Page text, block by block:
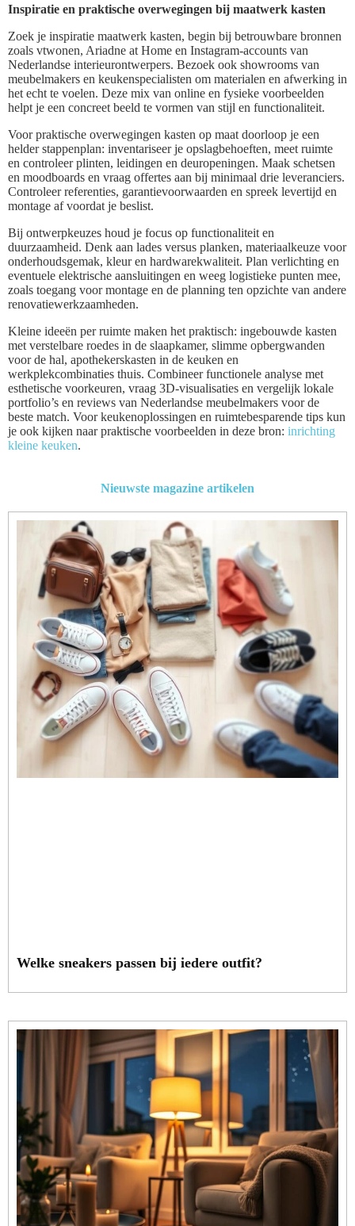
Inspiratie en praktische overwegingen bij maatwerk kasten
Zoek je inspiratie maatwerk kasten, begin bij betrouwbare bronnen
zoals vtwonen, Ariadne at Home en Instagram-accounts van
Nederlandse interieurontwerpers. Bezoek ook showrooms van
meubelmakers en keukenspecialisten om materialen en afwerking in
het echt te voelen. Deze mix van online en fysieke voorbeelden
helpt je een concreet beeld te vormen van stijl en functionaliteit.
Voor praktische overwegingen kasten op maat doorloop je een
helder stappenplan: inventariseer je opslagbehoeften, meet ruimte
en controleer plinten, leidingen en deuropeningen. Maak schetsen
en moodboards en vraag offertes aan bij minimaal drie leveranciers.
Controleer referenties, garantievoorwaarden en spreek levertijd en
montage af voordat je beslist.
Bij ontwerpkeuzes houd je focus op functionaliteit en
duurzaamheid. Denk aan lades versus planken, materiaalkeuze voor
onderhoudsgemak, kleur en hardwarekwaliteit. Plan verlichting en
eventuele elektrische aansluitingen en weeg logistieke punten mee,
zoals toegang voor montage en de planning ten opzichte van andere
renovatiewerkzaamheden.
Kleine ideeën per ruimte maken het praktisch: ingebouwde kasten
met verstelbare roedes in de slaapkamer, slimme opbergwanden
voor de hal, apothekerskasten in de keuken en
werkplekcombinaties thuis. Combineer functionele analyse met
esthetische voorkeuren, vraag 3D-visualisaties en vergelijk lokale
portfolio’s en reviews van Nederlandse meubelmakers voor de
beste match. Voor keukenoplossingen en ruimtebesparende tips kun
je ook kijken naar praktische voorbeelden in deze bron: inrichting
kleine keuken.
Nieuwste magazine artikelen
Welke sneakers passen bij iedere outfit?